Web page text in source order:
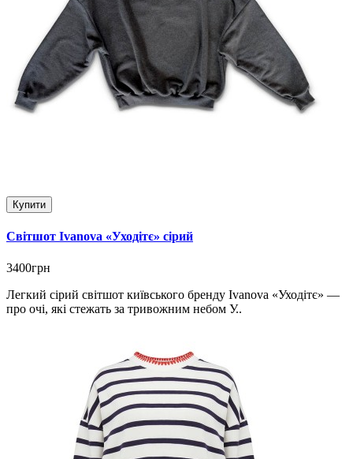
Купити
Світшот Ivanova «Уходітє» сірий
3400грн
Легкий сірий світшот київського бренду Ivanova «Уходітє» —
про очі, які стежать за тривожним небом У..